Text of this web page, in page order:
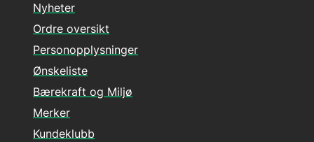
Nyheter
Ordre oversikt
Personopplysninger
Ønskeliste
Bærekraft og Miljø
Merker
Kundeklubb